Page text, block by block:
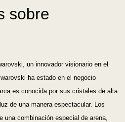
sobre
un innovador visionario en el
ha estado en el negocio
es conocida por sus cristales de alta
de una manera espectacular. Los
una combinación especial de arena,